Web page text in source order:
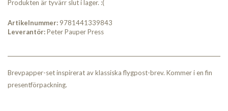
Produkten är tyvärr slut i lager. :(
Artikelnummer: 9781441339843
Leverantör:Peter Pauper Press
Brevpapper-set inspirerat av klassiska flygpost-brev. Kommer i en fin
presentförpackning.